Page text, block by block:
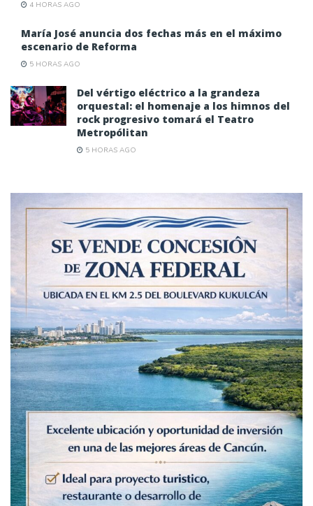
4 HORAS AGO
María José anuncia dos fechas más en el máximo
escenario de Reforma
5 HORAS AGO
Del vértigo eléctrico a la grandeza
orquestal: el homenaje a los himnos del
rock progresivo tomará el Teatro
Metropólitan
5 HORAS AGO